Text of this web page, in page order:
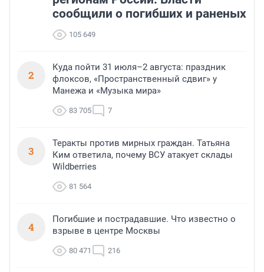
сообщили о погибших и раненых
105 649
2
Куда пойти 31 июля–2 августа: праздник
флоксов, «Пространственный сдвиг» у
Манежа и «Музыка мира»
83 705 7
3
Теракты против мирных граждан. Татьяна
Ким ответила, почему ВСУ атакует склады
Wildberries
81 564
4
Погибшие и пострадавшие. Что известно о
взрыве в центре Москвы
80 471 216